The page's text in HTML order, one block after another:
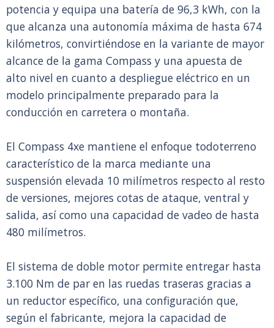
potencia y equipa una batería de 96,3 kWh, con la
que alcanza una autonomía máxima de hasta 674
kilómetros, convirtiéndose en la variante de mayor
alcance de la gama Compass y una apuesta de
alto nivel en cuanto a despliegue eléctrico en un
modelo principalmente preparado para la
conducción en carretera o montaña.
El Compass 4xe mantiene el enfoque todoterreno
característico de la marca mediante una
suspensión elevada 10 milímetros respecto al resto
de versiones, mejores cotas de ataque, ventral y
salida, así como una capacidad de vadeo de hasta
480 milímetros.
El sistema de doble motor permite entregar hasta
3.100 Nm de par en las ruedas traseras gracias a
un reductor específico, una configuración que,
según el fabricante, mejora la capacidad de